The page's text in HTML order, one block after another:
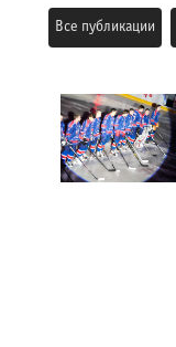
Все публикации